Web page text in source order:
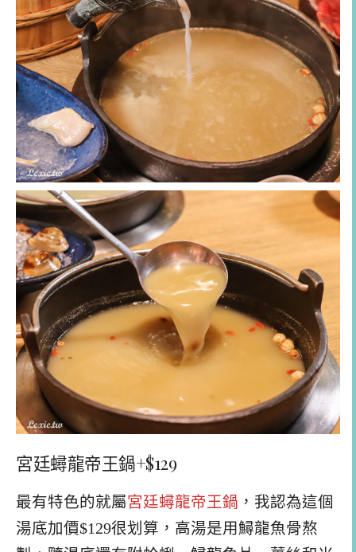
宮廷蟳龍帝王鍋+$129
最有特色的就屬宮廷蟳龍帝王鍋 ，我認為這個
湯底加價$129很划算，高湯是用鱘龍魚骨熬